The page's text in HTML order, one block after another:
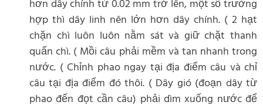
hơn dây chính từ 0.02 mm trở lên, một số trường
hợp thì dây linh nên lớn hơn dây chính. ( 2 hạt
chặn chì luôn luôn nằm sát và giữ chặt thanh
quấn chì. ( Mồi câu phải mềm và tan nhanh trong
nước. ( Chỉnh phao ngay tại địa điểm câu và chỉ
câu tại địa điểm đó thôi. ( Dây gió (đoạn dây từ
phao đến đọt cần câu) phải dìm xuống nước để